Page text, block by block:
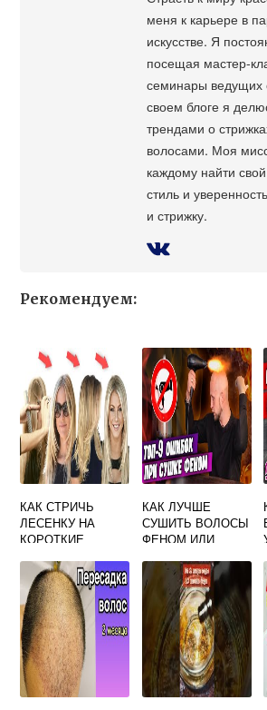
меня к карьере в
искусстве. Я
посещая мастер-
семинары ведущих
своем блоге я
трендами о
волосами. Моя
каждому найти
стиль и
и стрижку.
Рекомендуем:
КАК СТРИЧЬ
ЛЕСЕНКУ НА
КОРОТКИЕ
КАК ЛУЧШЕ
СУШИТЬ ВОЛОСЫ
ФЕНОМ ИЛИ